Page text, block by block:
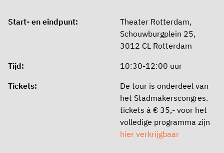
Start- en eindpunt:
Theater Rotterdam,
Schouwburgplein 25,
3012 CL Rotterdam
Tijd:
10:30-12:00 uur
Tickets:
De tour is onderdeel van
het Stadmakerscongres.
tickets à € 35,- voor het
volledige programma zijn
hier verkrijgbaar